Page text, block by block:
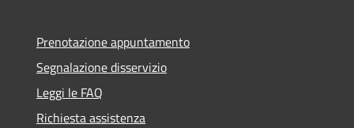
Prenotazione appuntamento
Segnalazione disservizio
Leggi le FAQ
Richiesta assistenza